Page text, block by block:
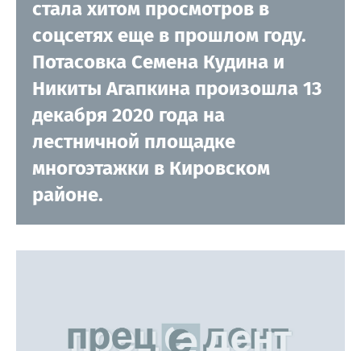
стала хитом просмотров в
соцсетях еще в прошлом году.
Потасовка Семена Кудина и
Никиты Агапкина произошла 13
декабря 2020 года на
лестничной площадке
многоэтажки в Кировском
районе.